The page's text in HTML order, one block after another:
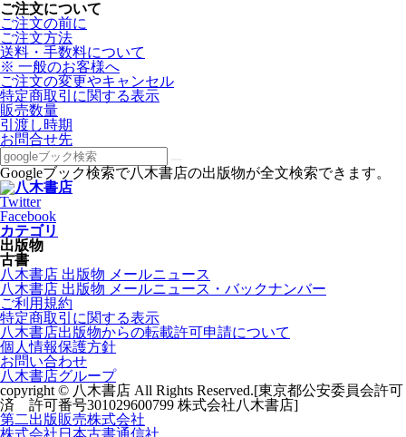
ご注文について
ご注文の前に
ご注文方法
送料・手数料について
※ 一般のお客様へ
ご注文の変更やキャンセル
特定商取引に関する表示
販売数量
引渡し時期
お問合せ先
Googleブック検索で八木書店の出版物が全文検索できます。
Twitter
Facebook
カテゴリ
出版物
古書
八木書店 出版物 メールニュース
八木書店 出版物 メールニュース・バックナンバー
ご利用規約
特定商取引に関する表示
八木書店出版物からの転載許可申請について
個人情報保護方針
お問い合わせ
八木書店グループ
copyright © 八木書店 All Rights Reserved.[東京都公安委員会許可
済 許可番号301029600799 株式会社八木書店]
第二出版販売株式会社
株式会社日本古書通信社